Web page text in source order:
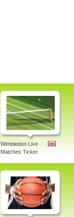
Wimbledon Live
Matches Ticker